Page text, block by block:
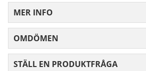
MER INFO
OMDÖMEN
STÄLL EN PRODUKTFRÅGA